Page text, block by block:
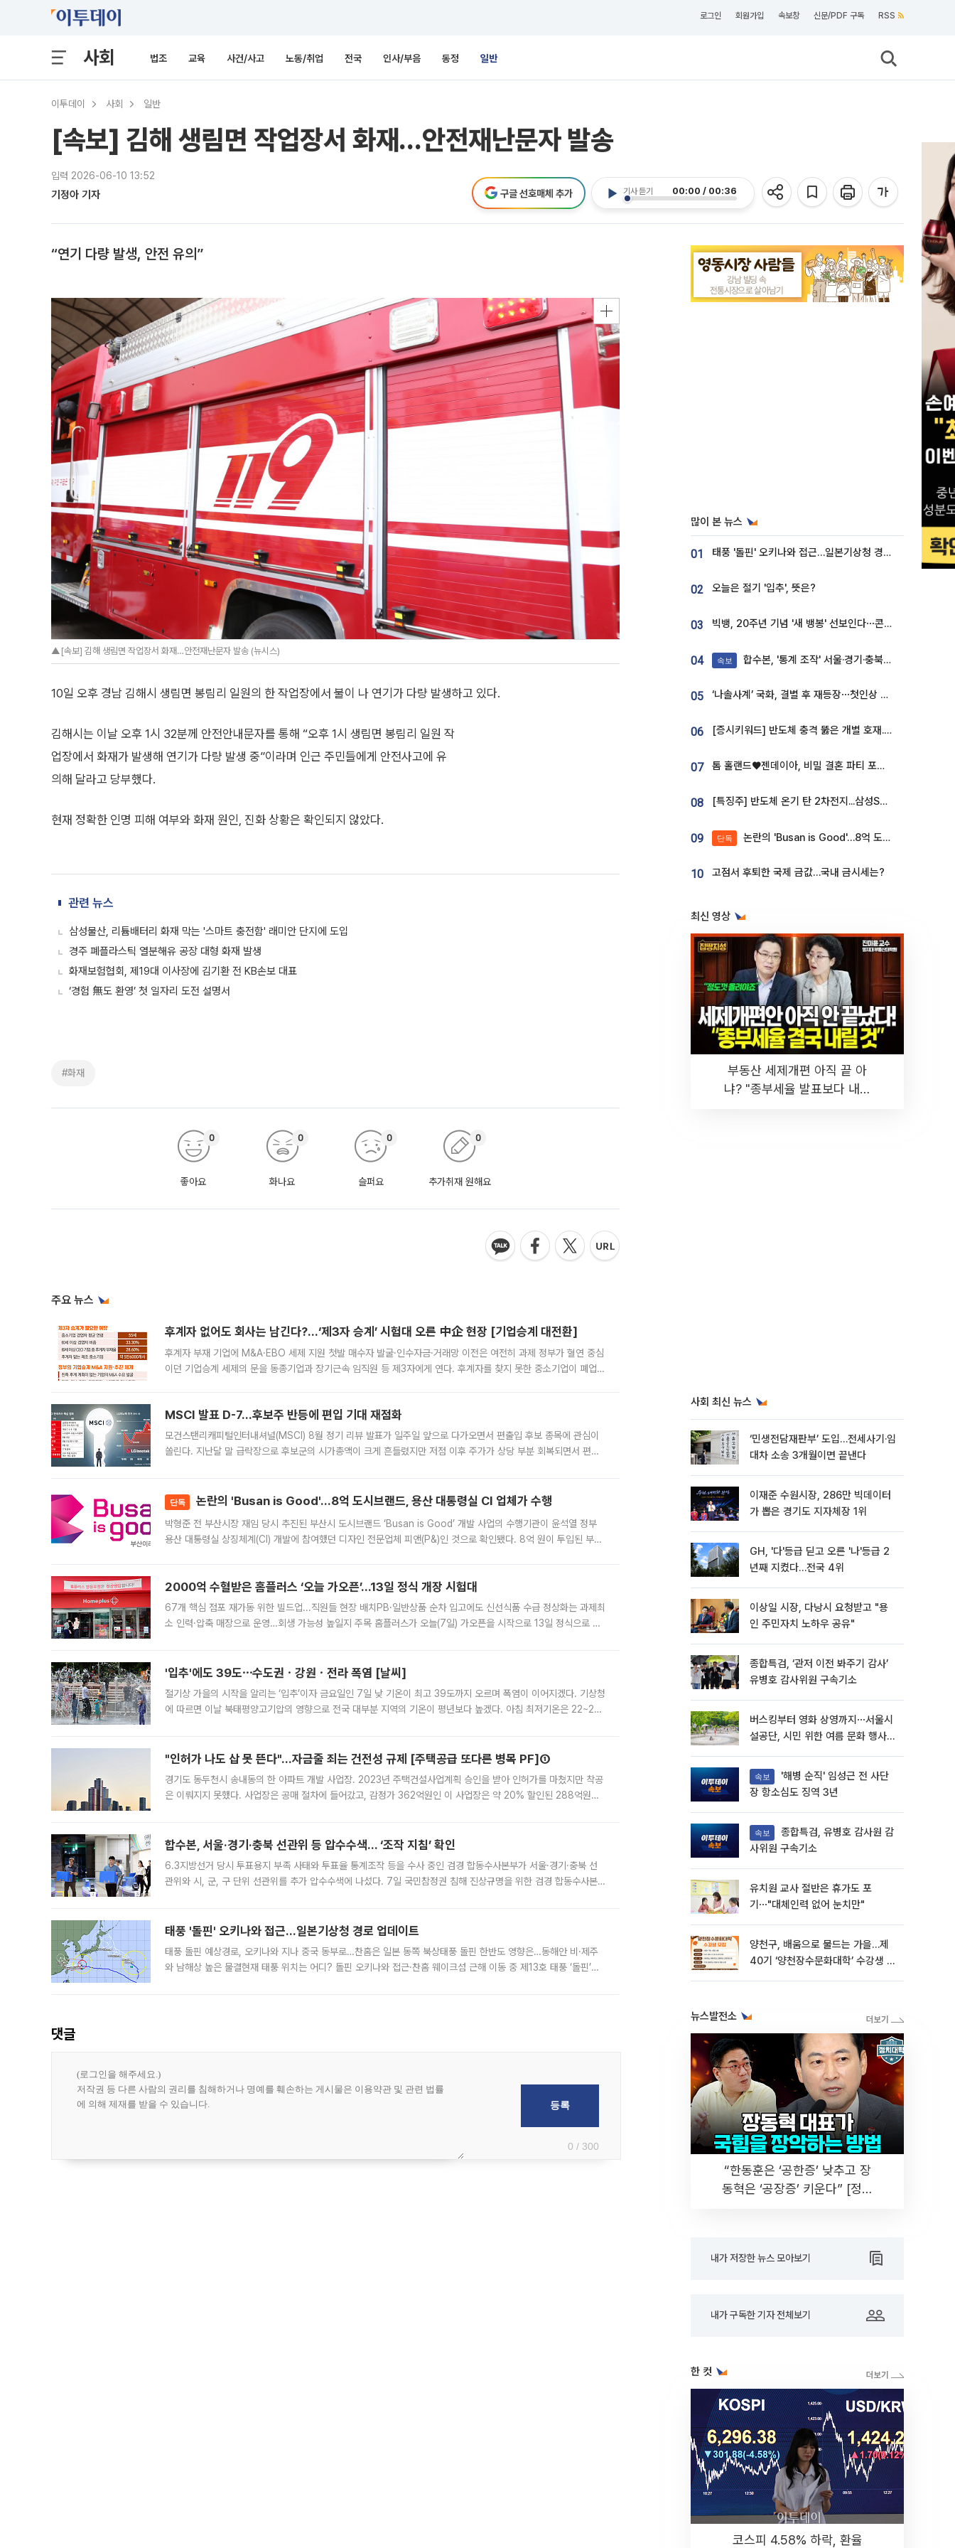
로그인 회원가입 속보창 신문/PDF 구독 RSS
사회 법조 교육 사건/사고 노동/취업 전국 인사/부음 동정 일반
이투데이 사회 일반
[속보] 김해 생림면 작업장서 화재…안전재난문자 발송
입력 2026-06-10 13:52
기정아 기자 기사 듣기 00:00 / 00:36
구글 선호매체 추가
“연기 다량 발생, 안전 유의”
▲[속보] 김해 생림면 작업장서 화재…안전재난문자 발송 (뉴시스)
10일 오후 경남 김해시 생림면 봉림리 일원의 한 작업장에서 불이 나 연기가 다량 발생하고 있다.
김해시는 이날 오후 1시 32분께 안전안내문자를 통해 “오후 1시 생림면 봉림리 일원 작
업장에서 화재가 발생해 연기가 다량 발생 중”이라며 인근 주민들에게 안전사고에 유
의해 달라고 당부했다.
현재 정확한 인명 피해 여부와 화재 원인, 진화 상황은 확인되지 않았다.
관련 뉴스
삼성물산, 리튬배터리 화재 막는 '스마트 충전함' 래미안 단지에 도입
경주 폐플라스틱 열분해유 공장 대형 화재 발생
화재보험협회, 제19대 이사장에 김기환 전 KB손보 대표
‘경험 無도 환영’ 첫 일자리 도전 설명서
#화재
좋아요
0
화나요
0
슬퍼요
0
추가취재 원해요
0
주요 뉴스
후계자 없어도 회사는 남긴다?…‘제3자 승계’ 시험대 오른 中企 현장 [기업승계 대전환]
후계자 부재 기업에 M&A·EBO 세제 지원 첫발 매수자 발굴·인수자금·거래망 이전은 여전히 과제 정부가 혈연 중심
이던 기업승계 세제의 문을 동종기업과 장기근속 임직원 등 제3자에게 연다. 후계자를 찾지 못한 중소기업이 폐업
MSCI 발표 D-7…후보주 반등에 편입 기대 재점화
모건스탠리캐피털인터내셔널(MSCI) 8월 정기 리뷰 발표가 일주일 앞으로 다가오면서 편출입 후보 종목에 관심이
쏠린다. 지난달 말 급락장으로 후보군의 시가총액이 크게 흔들렸지만 저점 이후 주가가 상당 부분 회복되면서 편입
단독 논란의 'Busan is Good'…8억 도시브랜드, 용산 대통령실 CI 업체가 수행
박형준 전 부산시장 재임 당시 추진된 부산시 도시브랜드 ‘Busan is Good’ 개발 사업의 수행기관이 윤석열 정부
용산 대통령실 상징체계(CI) 개발에 참여했던 디자인 전문업체 피앤(P&)인 것으로 확인됐다. 8억 원이 투입된 부산
2000억 수혈받은 홈플러스 ‘오늘 가오픈’...13일 정식 개장 시험대
67개 핵심 점포 재가동 위한 빌드업...직원들 현장 배치PB·일반상품 순차 입고에도 신선식품 수급 정상화는 과제최
소 인력·압축 매장으로 운영…회생 가능성 높일지 주목 홈플러스가 오늘(7일) 가오픈을 시작으로 13일 정식으로 재
'입추'에도 39도⋯수도권ㆍ강원ㆍ전라 폭염 [날씨]
절기상 가을의 시작을 알리는 ‘입추’이자 금요일인 7일 낮 기온이 최고 39도까지 오르며 폭염이 이어지겠다. 기상청
에 따르면 이날 북태평양고기압의 영향으로 전국 대부분 지역의 기온이 평년보다 높겠다. 아침 최저기온은 22~27
"인허가 나도 삽 못 뜬다"…자금줄 죄는 건전성 규제 [주택공급 또다른 병목 PF]①
경기도 동두천시 송내동의 한 아파트 개발 사업장. 2023년 주택건설사업계획 승인을 받아 인허가를 마쳤지만 착공
은 이뤄지지 못했다. 사업장은 공매 절차에 들어갔고, 감정가 362억원인 이 사업장은 약 20% 할인된 288억원에
합수본, 서울·경기·충북 선관위 등 압수수색… ‘조작 지침’ 확인
6.3지방선거 당시 투표용지 부족 사태와 투표율 통계조작 등을 수사 중인 검경 합동수사본부가 서울·경기·충북 선
관위와 시, 군, 구 단위 선관위를 추가 압수수색에 나섰다. 7일 국민참정권 침해 진상규명을 위한 검경 합동수사본
태풍 '돌핀' 오키나와 접근…일본기상청 경로 업데이트
태풍 돌핀 예상경로, 오키나와 지나 중국 동부로…찬홈은 일본 동쪽 북상태풍 돌핀 한반도 영향은…동해안 비·제주
와 남해상 높은 물결현재 태풍 위치는 어디? 돌핀 오키나와 접근·찬홈 웨이크섬 근해 이동 중 제13호 태풍 ‘돌핀’이
댓글
0 / 300
많이 본 뉴스
01 태풍 '돌핀' 오키나와 접근…일본기상청 경로 업데이트
02 오늘은 절기 '입추', 뜻은?
03 빅뱅, 20주년 기념 '새 뱅봉' 선보인다⋯콘서트 앞두고 팝업 개최
04 속보 합수본, '통계 조작' 서울·경기·충북 선관위 등 추가 압수수색
05 ‘나솔사계’ 국화, 결별 후 재등장⋯첫인상 투표 휩쓸고 ‘인기녀’ 등극
06 [증시키워드] 반도체 충격 뚫은 개별 호재...포스코퓨처엠·에코프로·한화솔루션 '눈길'
07 톰 홀랜드♥젠데이아, 비밀 결혼 파티 포착⋯호텔 대관비만 9억
08 [특징주] 반도체 온기 탄 2차전지...삼성SDI, 장 초반 7% 넘게 껑충
09 단독 논란의 'Busan is Good'…8억 도시브랜드, 용산 대통령실 CI 업체가 수행
10 고점서 후퇴한 국제 금값…국내 금시세는?
최신 영상
부동산 세제개편 아직 끝 아
냐? "종부세율 발표보다 내릴
사회 최신 뉴스
‘민생전담재판부’ 도입…전세사기·임
대차 소송 3개월이면 끝낸다
이재준 수원시장, 286만 빅데이터
가 뽑은 경기도 지자체장 1위
GH, '다'등급 딛고 오른 '나'등급 2
년째 지켰다…전국 4위
이상일 시장, 다낭시 요청받고 "용
인 주민자치 노하우 공유"
종합특검, ‘관저 이전 봐주기 감사’
유병호 감사위원 구속기소
버스킹부터 영화 상영까지⋯서울시
설공단, 시민 위한 여름 문화 행사
속보
장 항소심도 징역 3년
속보
사위원 구속기소
유치원 교사 절반은 휴가도 포
기⋯"대체인력 없어 눈치만"
양천구, 배움으로 물드는 가을…제
40기 ‘양천장수문화대학’ 수강생 모
뉴스발전소
“한동훈은 ‘공한증’ 낮추고 장
동혁은 ‘공장증’ 키운다” [정치
내가 저장한 뉴스 모아보기
내가 구독한 기자 전체보기
한 컷
코스피 4.58% 하락, 환율